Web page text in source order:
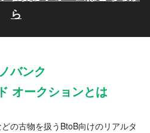
ら
バンク
オークションとは
の古物を扱うBtoB向けのリアルタ